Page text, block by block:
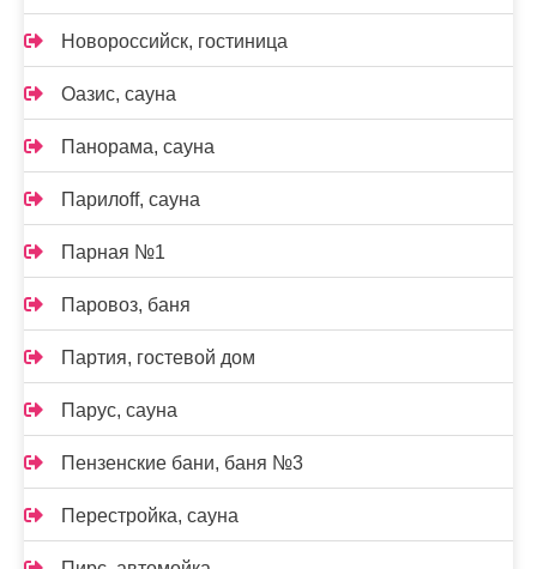
Новороссийск, гостиница
Оазис, сауна
Панорама, сауна
Парилоff, сауна
Парная №1
Паровоз, баня
Партия, гостевой дом
Парус, сауна
Пензенские бани, баня №3
Перестройка, сауна